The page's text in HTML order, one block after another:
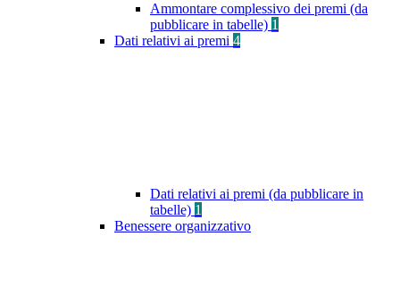
Ammontare complessivo dei premi (da
pubblicare in tabelle) 1
Dati relativi ai premi 4
Dati relativi ai premi (da pubblicare in
tabelle) 1
Benessere organizzativo